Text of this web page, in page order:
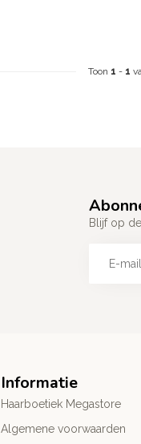
Toon 1 - 1
Blijf op
Informatie
Haarboetiek Megastore
Algemene voorwaarden